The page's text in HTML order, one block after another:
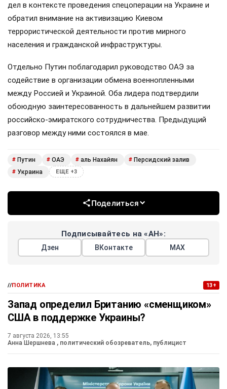
дел в контексте проведения спецоперации на Украине и
обратил внимание на активизацию Киевом
террористической деятельности против мирного
населения и гражданской инфраструктуры.
Отдельно Путин поблагодарил руководство ОАЭ за
содействие в организации обмена военнопленными
между Россией и Украиной. Оба лидера подтвердили
обоюдную заинтересованность в дальнейшем развитии
российско-эмиратского сотрудничества. Предыдущий
разговор между ними состоялся в мае.
# Путин # ОАЭ # аль Нахайян # Персидский залив
# Украина ЕЩЕ +3
Поделиться
Подписывайтесь на «АН»:
Дзен ВКонтакте МАХ
//ПОЛИТИКА 13+
Запад определил Британию «сменщиком»
США в поддержке Украины?
7 августа 2026, 13:55
Анна Шершнева , политический обозреватель, публицист